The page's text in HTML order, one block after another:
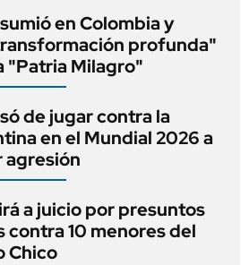
en Colombia y
profunda"
"Patria Milagro"
de jugar contra la
en el Mundial 2026 a
agresión
a juicio por presuntos
contra 10 menores del
Chico